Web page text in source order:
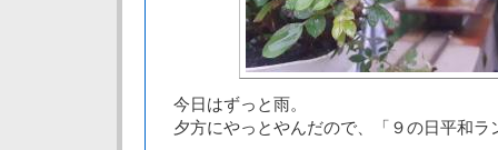
今日はずっと雨。
夕方にやっとやんだので、「９の日平和ラ